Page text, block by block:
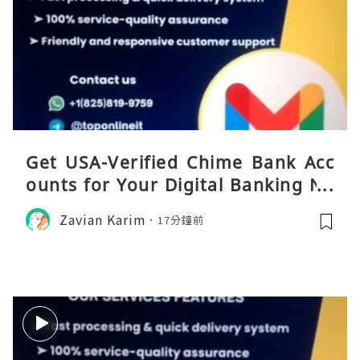
Get USA-Verified Chime Bank Acc
ounts for Your Digital Banking Ne
eds
Zavian Karim 17分鐘前